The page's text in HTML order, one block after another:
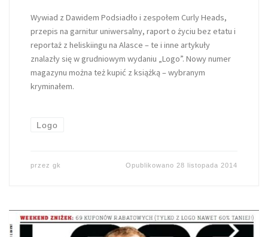
Wywiad z Dawidem Podsiadło i zespołem Curly Heads,
przepis na garnitur uniwersalny, raport o życiu bez etatu i
reportaż z heliskiingu na Alasce – te i inne artykuły
znalazły się w grudniowym wydaniu „Logo”. Nowy numer
magazynu można też kupić z książką – wybranym
kryminałem.
Logo
przez gk Opublikowano 28 listopada 2014